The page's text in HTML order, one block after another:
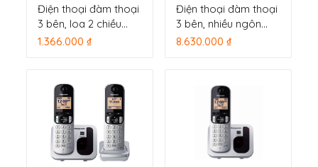
Điện thoại đàm thoại
3 bên, loa 2 chiều
Panasonic KX-
1.366.000 ₫
Điện thoại đàm thoại
3 bên, nhiều ngôn
ngữ, loa ngoài 2
8.630.000 ₫